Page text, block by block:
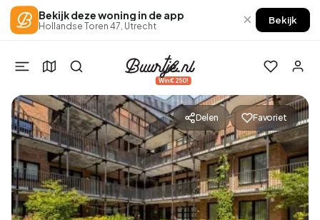
Bekijk deze woning in de app
Hollandse Toren 47, Utrecht × Bekijk
Win €250!
Delen Favoriet